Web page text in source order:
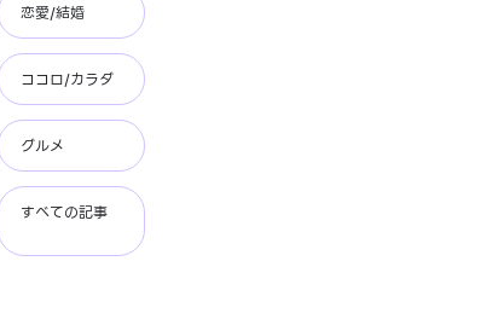
恋愛/結婚
ココロ/カラダ
グルメ
すべての記事